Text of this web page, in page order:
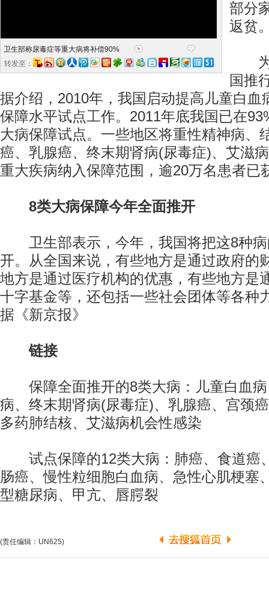
卫生部称尿毒症等重大病将补偿90%
转发至：
部分
返贫
为
国推
据介绍，2010年，我国启动提高儿童白血
保障水平试点工作。2011年底我国已在
大病保障试点。一些地区将重性精神病、
癌、乳腺癌、终末期肾病(尿毒症)、艾滋
重大疾病纳入保障范围，逾20万名患者已
8类大病保障今年全面推开
卫生部表示，今年，我国将把这8种病
开。从全国来说，有些地方是通过政府的
地方是通过医疗机构的优惠，有些地方是
十字基金等，还包括一些社会团体等各种
据《新京报》
链接
保障全面推开的8类大病：儿童白血病
病、终末期肾病(尿毒症)、乳腺癌、宫颈
多药肺结核、艾滋病机会性感染
试点保障的12类大病：肺癌、食道癌
肠癌、慢性粒细胞白血病、急性心肌梗塞
型糖尿病、甲亢、唇腭裂
(责任编辑：UN625)